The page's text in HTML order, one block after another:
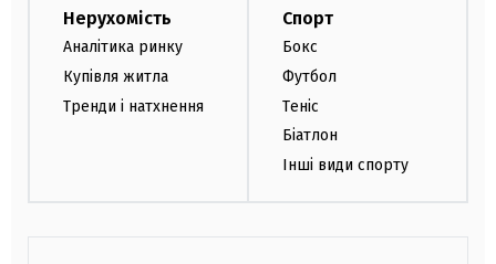
Нерухомість
Аналітика ринку
Купівля житла
Тренди і натхнення
Спорт
Бокс
Футбол
Теніс
Біатлон
Інші види спорту